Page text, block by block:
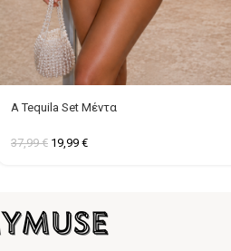
A Tequila Set Μέντα
37,99€ 19,99 €